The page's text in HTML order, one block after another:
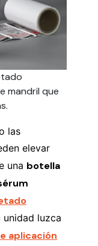
mandril que
las
elevar
una botella
unidad luzca
aplicación